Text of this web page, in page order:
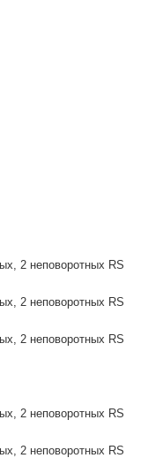
2 неповоротных RS
2 неповоротных RS
2 неповоротных RS
2 неповоротных RS
2 неповоротных RS